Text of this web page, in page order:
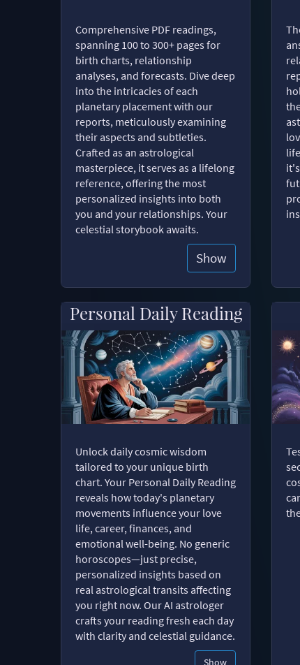
Comprehensive PDF readings,
spanning 100 to 300+ pages for
birth charts, relationship
analyses, and forecasts. Dive deep
into the intricacies of each
planetary placement with our
reports, meticulously examining
their aspects and subtleties.
Crafted as an astrological
masterpiece, it serves as a lifelong
reference, offering the most
personalized insights into both
you and your relationships. Your
celestial storybook awaits.
Show
Personal Daily Reading
Unlock daily cosmic wisdom
tailored to your unique birth
chart. Your Personal Daily Reading
reveals how today's planetary
movements influence your love
life, career, finances, and
emotional well-being. No generic
horoscopes—just precise,
personalized insights based on
real astrological transits affecting
you right now. Our AI astrologer
crafts your reading fresh each day
with clarity and celestial guidance.
Show